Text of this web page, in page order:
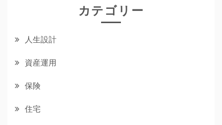
カテゴリー
人生設計
資産運用
保険
住宅